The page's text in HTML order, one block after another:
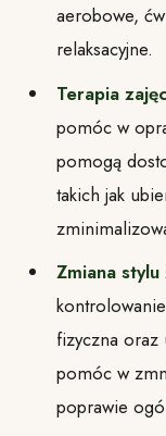
aerobowe,
relaksacyjne.
Terapia
pomóc w
pomogą
takich jak
Zmiana stylu
fizyczna oraz
pomóc w
poprawie